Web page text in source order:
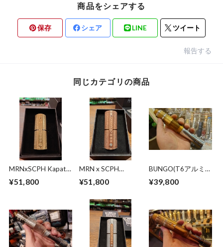
商品をシェアする
保存 シェア LINE ツイート
報告する
同じカテゴリの商品
MRNxSCPH Kapatid
FullBrass真鍮
¥51,800
MRN x SCPH
Kapatid 21700x1
Copper銅
¥51,800
BUNGO(T6アルミ
+ウルテム)
MRNMODZ
¥39,800